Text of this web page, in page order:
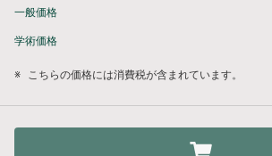
一般価格
学術価格
※ こちらの価格には消費税が含まれています。